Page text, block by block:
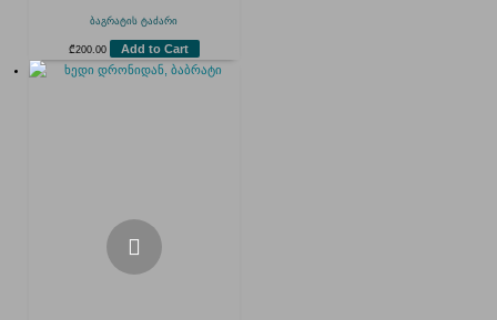
ბაგრატის ტაძარი
₾200.00 Add to Cart